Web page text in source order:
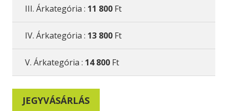
III. Árkategória : 11 800 Ft
IV. Árkategória : 13 800 Ft
V. Árkategória : 14 800 Ft
JEGYVÁSÁRLÁS